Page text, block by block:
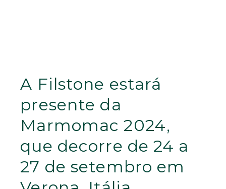
A Filstone estará
presente da
Marmomac 2024,
que decorre de 24 a
27 de setembro em